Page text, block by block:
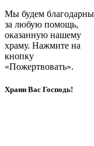
Мы будем благодарны
за любую помощь,
оказанную нашему
храму. Нажмите на
кнопку
«Пожертвовать».
Храни Вас Господь!